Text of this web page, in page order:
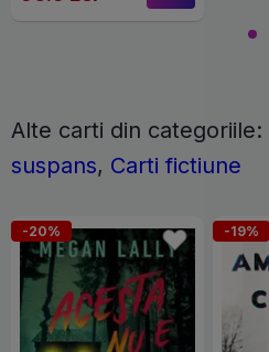
Alte carti din categoriile:
suspans, Carti fictiune
-20% -19%